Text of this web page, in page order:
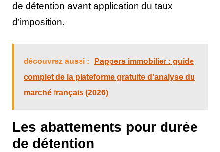
de détention avant application du taux
d’imposition.
découvrez aussi :
Pappers immobilier : guide
complet de la plateforme gratuite d'analyse du
marché français (2026)
Les abattements pour durée
de détention